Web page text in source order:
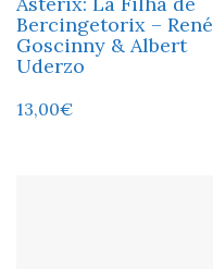
Bercingetorix – René
Goscinny & Albert
Uderzo
13,00€